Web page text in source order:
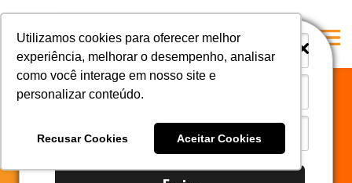
Utilizamos cookies para oferecer melhor
experiência, melhorar o desempenho, analisar
como você interage em nosso site e
personalizar conteúdo.
Recusar Cookies Aceitar Cookies
i
i
A Mastersul
OEA-Agro
Sem categoria